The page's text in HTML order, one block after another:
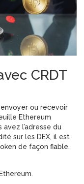
CRDT
ou recevoir
Ethereum
l’adresse du
sur les DEX, il est
de façon fiable.